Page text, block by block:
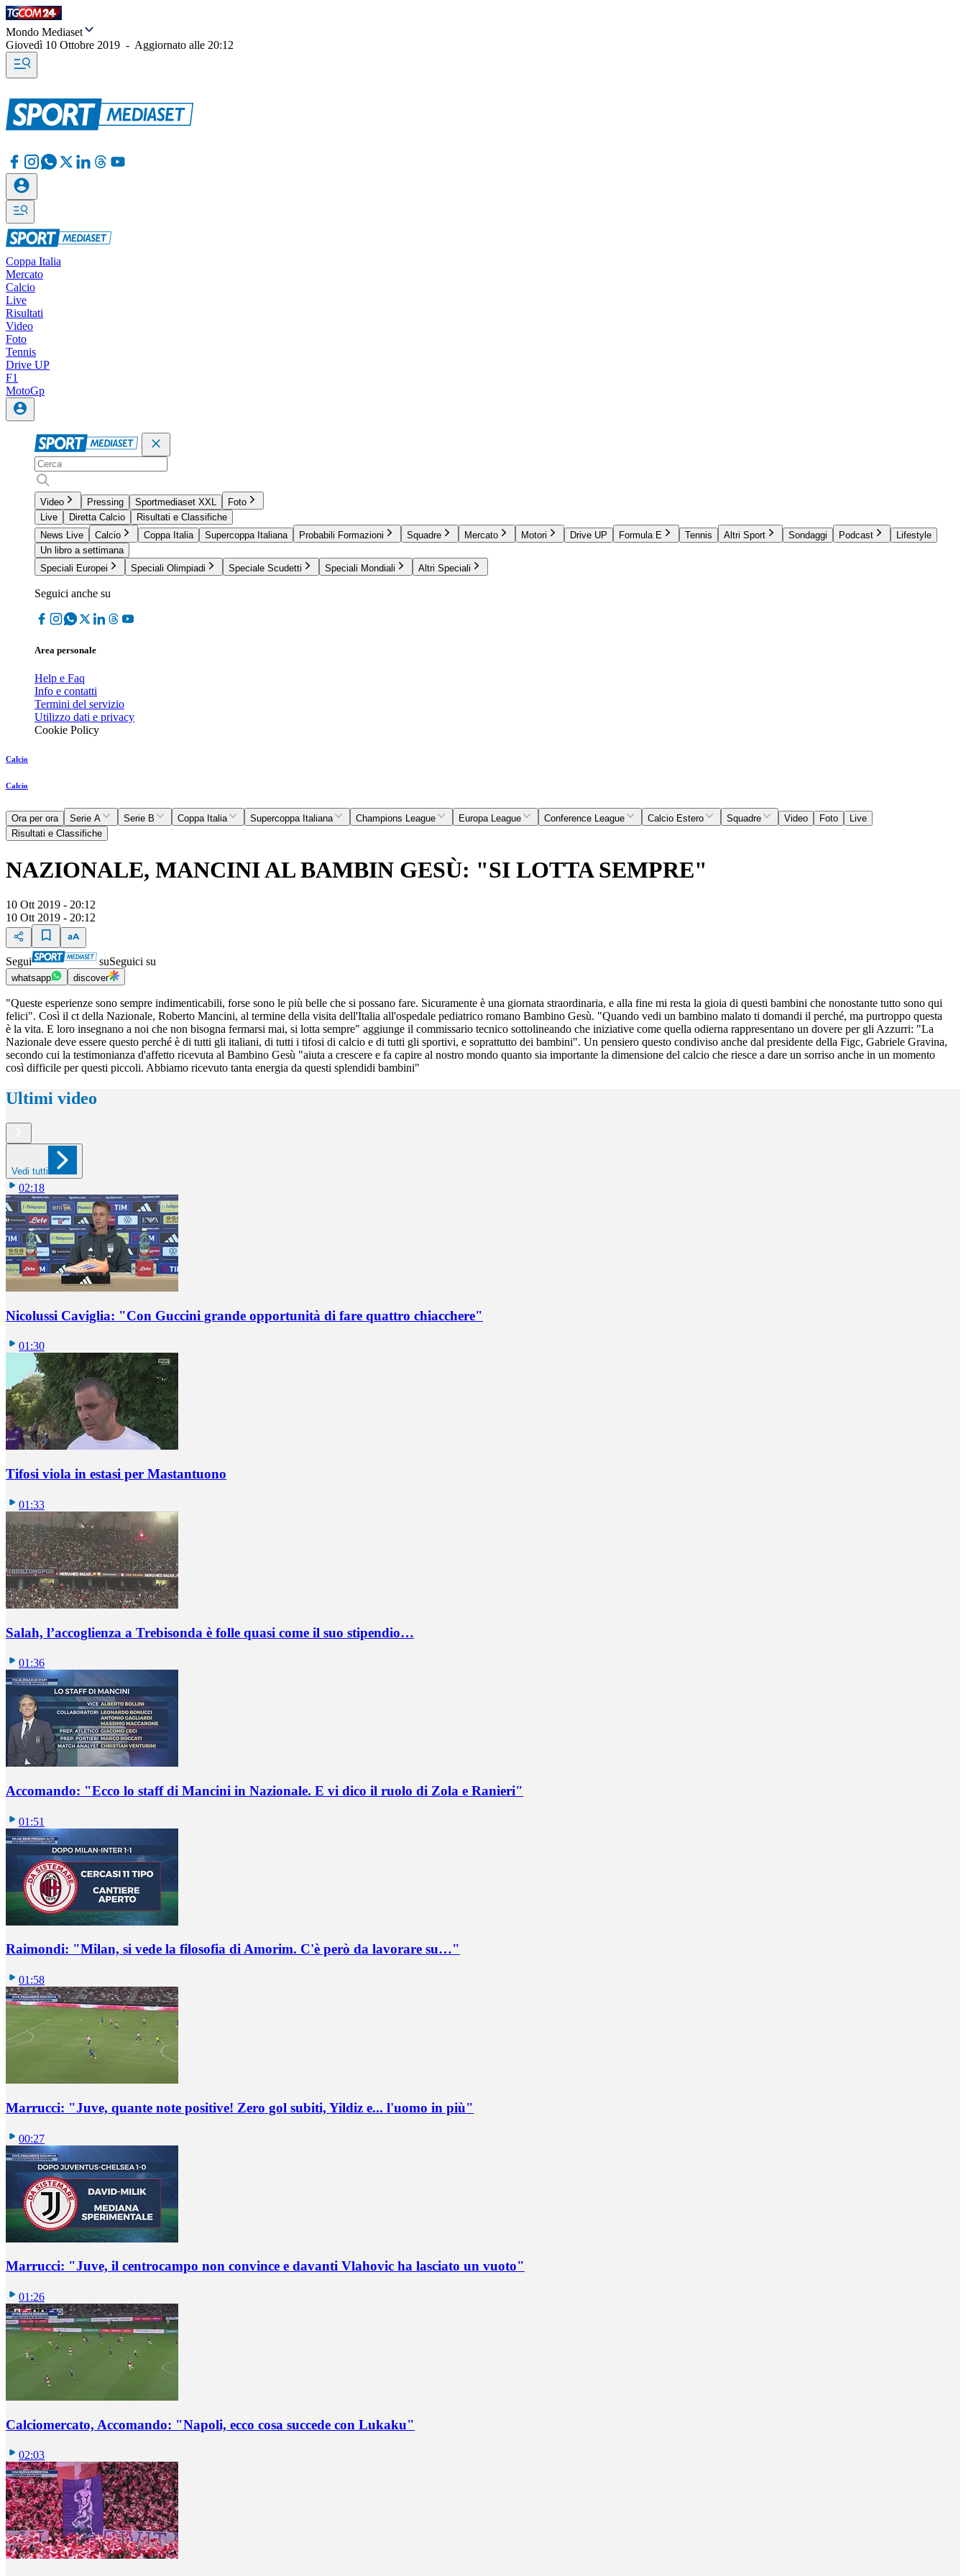
Mondo Mediaset
Giovedì 10 Ottobre 2019 - Aggiornato alle 20:12
Coppa Italia
Mercato
Calcio
Live
Risultati
Video
Foto
Tennis
Drive UP
F1
MotoGp
Video Pressing Sportmediaset XXL
Foto
Live
Diretta Calcio
Risultati e Classifiche
News Live
Calcio Coppa Italia Supercoppa Italiana Probabili Formazioni Squadre Mercato Motori Drive UP Formula E Tennis Altri Sport Sondaggi Podcast
Lifestyle
Un libro a settimana
Speciali Europei
Speciali Olimpiadi Speciale Scudetti Speciali Mondiali Altri Speciali
Seguici anche su
Area personale
Help e Faq
Info e contatti
Termini del servizio
Utilizzo dati e privacy
Cookie Policy
Calcio
Calcio
Ora per ora Serie A Serie B Coppa Italia Supercoppa Italiana Champions League Europa League Conference League Calcio Estero Squadre Video Foto
Live
Risultati e Classifiche
NAZIONALE, MANCINI AL BAMBIN GESÙ: "SI LOTTA SEMPRE"
10 Ott 2019 - 20:12
10 Ott 2019 - 20:12
Segui suSeguici su
whatsapp discover
"Queste esperienze sono sempre indimenticabili, forse sono le più belle che si possano fare. Sicuramente è una giornata straordinaria, e alla fine mi resta la gioia di questi bambini che nonostante tutto sono qui
felici". Così il ct della Nazionale, Roberto Mancini, al termine della visita dell'Italia all'ospedale pediatrico romano Bambino Gesù. "Quando vedi un bambino malato ti domandi il perché, ma purtroppo questa
è la vita. E loro insegnano a noi che non bisogna fermarsi mai, si lotta sempre" aggiunge il commissario tecnico sottolineando che iniziative come quella odierna rappresentano un dovere per gli Azzurri: "La
Nazionale deve essere questo perché è di tutti gli italiani, di tutti i tifosi di calcio e di tutti gli sportivi, e soprattutto dei bambini". Un pensiero questo condiviso anche dal presidente della Figc, Gabriele Gravina,
secondo cui la testimonianza d'affetto ricevuta al Bambino Gesù "aiuta a crescere e fa capire al nostro mondo quanto sia importante la dimensione del calcio che riesce a dare un sorriso anche in un momento
così difficile per questi piccoli. Abbiamo ricevuto tanta energia da questi splendidi bambini"
Ultimi video
Vedi tutti
02:18
Nicolussi Caviglia: "Con Guccini grande opportunità di fare quattro chiacchere"
01:30
Tifosi viola in estasi per Mastantuono
01:33
Salah, l’accoglienza a Trebisonda è folle quasi come il suo stipendio…
01:36
Accomando: "Ecco lo staff di Mancini in Nazionale. E vi dico il ruolo di Zola e Ranieri"
01:51
Raimondi: "Milan, si vede la filosofia di Amorim. C'è però da lavorare su…"
01:58
Marrucci: "Juve, quante note positive! Zero gol subiti, Yildiz e... l'uomo in più"
00:27
Marrucci: "Juve, il centrocampo non convince e davanti Vlahovic ha lasciato un vuoto"
01:26
Calciomercato, Accomando: "Napoli, ecco cosa succede con Lukaku"
02:03